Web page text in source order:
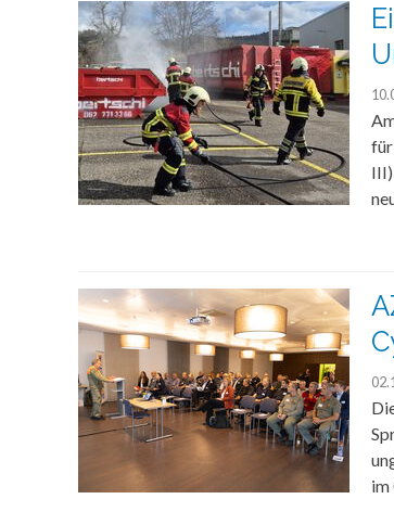
im